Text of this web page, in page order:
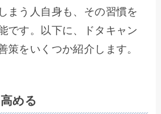
まう人自身も、その習慣を
です。以下に、ドタキャン
策をいくつか紹介します。
める